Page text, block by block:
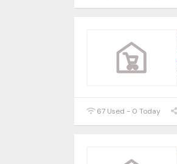
67 Used - 0 Today